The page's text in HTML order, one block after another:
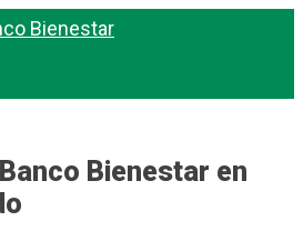
Bienestar en